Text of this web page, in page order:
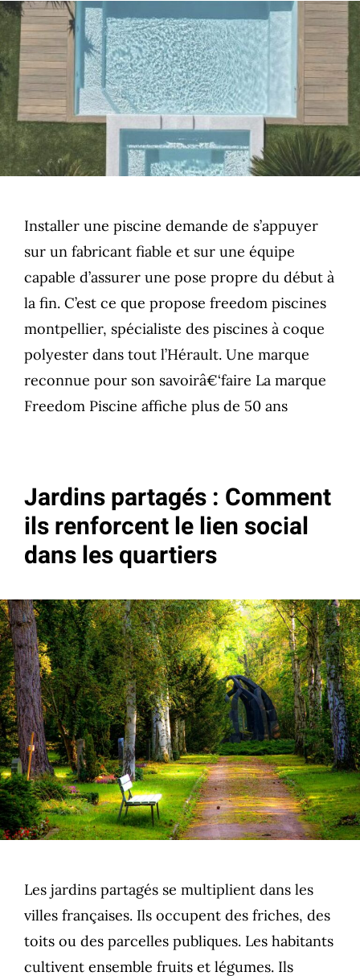
Installer une piscine demande de s’appuyer
sur un fabricant fiable et sur une équipe
capable d’assurer une pose propre du début à
la fin. C’est ce que propose freedom piscines
montpellier, spécialiste des piscines à coque
polyester dans tout l’Hérault. Une marque
reconnue pour son savoirâ€‘faire La marque
Freedom Piscine affiche plus de 50 ans
Jardins partagés : Comment
ils renforcent le lien social
dans les quartiers
Les jardins partagés se multiplient dans les
villes françaises. Ils occupent des friches, des
toits ou des parcelles publiques. Les habitants
cultivent ensemble fruits et légumes. Ils